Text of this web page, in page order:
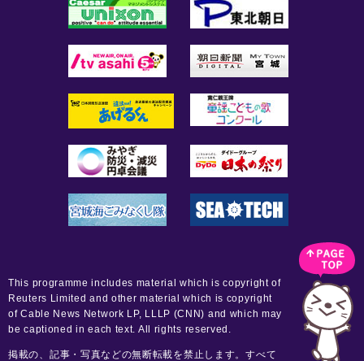
This programme includes material which is copyright of
Reuters Limited and other material which is copyright
of Cable News Network LP, LLLP (CNN) and which may
be captioned in each text. All rights reserved.
掲載の、記事・写真などの無断転載を禁止します。すべて